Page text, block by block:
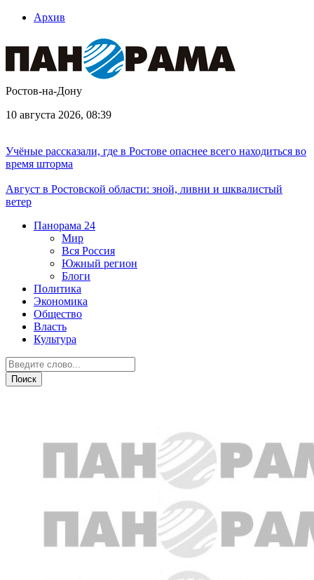
Архив
Ростов-на-Дону
10 августа 2026, 08:39
Учёные рассказали, где в Ростове опаснее всего находиться во
время шторма
Август в Ростовской области: зной, ливни и шквалистый
ветер
Панорама 24
Мир
Вся Россия
Южный регион
Блоги
Политика
Экономика
Общество
Власть
Культура